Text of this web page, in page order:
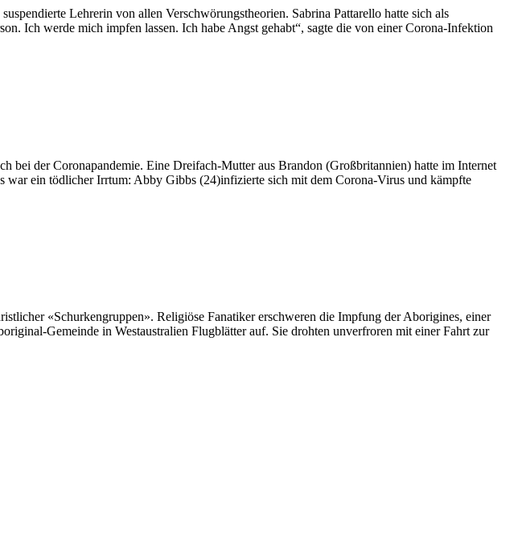
Lehrerin von allen Verschwörungstheorien. Sabrina Pattarello hatte sich als
Ich werde mich impfen lassen. Ich habe Angst gehabt“, sagte die von einer Corona-Infektion
bei der Coronapandemie. Eine Dreifach-Mutter aus Brandon (Großbritannien) hatte im Internet
ein tödlicher Irrtum: Abby Gibbs (24)infizierte sich mit dem Corona-Virus und kämpfte
«Schurkengruppen». Religiöse Fanatiker erschweren die Impfung der Aborigines, einer
Gemeinde in Westaustralien Flugblätter auf. Sie drohten unverfroren mit einer Fahrt zur